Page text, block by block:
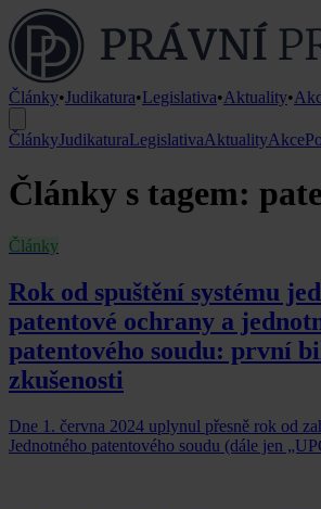
Články•Judikatura•Legislativa•Aktuality•
ČlánkyJudikaturaLegislativaAktualityAkce
Články s tagem:
Články
Rok od spuštění systému
patentové ochrany a
patentového soudu: první
zkušenosti
Dne 1. června 2024 uplynul přesně rok od
Jednotného patentového soudu (dále jen